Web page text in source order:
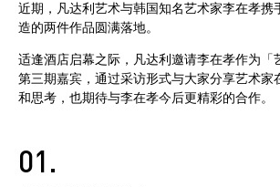
近期，凡达利艺术与韩国知名艺术家李在孝携
造的两件作品圆满落地。
适逢酒店启幕之际，凡达利邀请李在孝作为「
第三期嘉宾，通过采访形式与大家分享艺术家
和思考，也期待与李在孝今后更精彩的合作。
01.